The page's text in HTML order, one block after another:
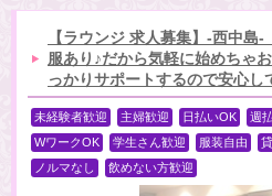
【ラウンジ 求人募集】-西中
服あり♪だから気軽に始めちゃ
っかりサポートするので安心し
未経験者歓迎 主婦歓迎 日払いOK 週
WワークOK
学生さん歓迎 服装自由
ノルマなし
飲めない方歓迎